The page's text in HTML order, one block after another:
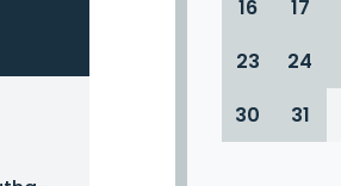
16
17
23
24
30
31